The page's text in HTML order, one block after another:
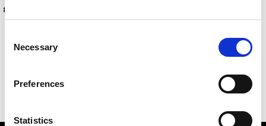
Selection
Necessary
Preferences
Statistics
8,00